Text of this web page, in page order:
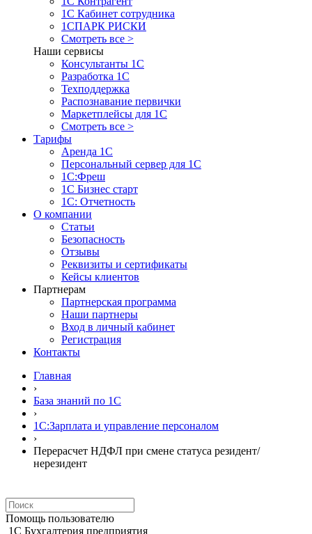
1С Кабинет сотрудника
1СПАРК РИСКИ
Смотреть все >
Наши сервисы
Консультанты 1С
Разработка 1С
Техподдержка
Распознавание первички
Маркетплейсы для 1С
Смотреть все >
Тарифы
Аренда 1С
Персональный сервер для 1С
1С:Фреш
1С Бизнес старт
1С: Отчетность
О компании
Статьи
Безопасность
Отзывы
Реквизиты и сертификаты
Кейсы клиентов
Партнерам
Партнерская программа
Наши партнеры
Вход в личный кабинет
Регистрация
Контакты
Главная
›
База знаний по 1С
›
1С:Зарплата и управление персоналом
›
Перерасчет НДФЛ при смене статуса резидент/
нерезидент
Помощь пользователю
1С Бухгалтерия предприятия